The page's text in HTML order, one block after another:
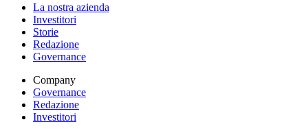
La nostra azienda
Investitori
Storie
Redazione
Governance
Company
Governance
Redazione
Investitori